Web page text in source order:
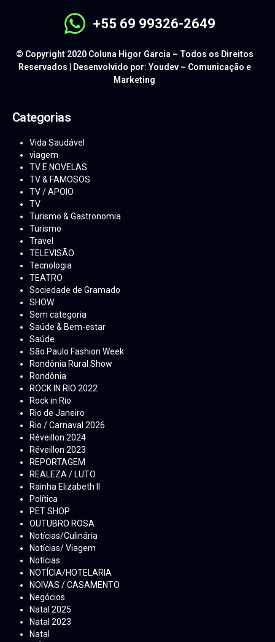
+55 69 99326-2649
© Copyright 2020 Coluna Higor Garcia – Todos os Direitos
Reservados | Desenvolvido por: Youdev – Comunicação e
Marketing
Categorias
Vida Saudável
viagem
TV E NOVELAS
TV & FAMOSOS
TV / APOIO
TV
Turismo & Gastronomia
Turismo
Travel
TELEVISÃO
Tecnologia
TEATRO
Sociedade de Gramado
SHOW
Sem categoria
Saúde & Bem-estar
Saúde
São Paulo Fashion Week
Rondônia Rural Show
Rondônia
ROCK IN RIO 2022
Rock in Rio
Rio de Janeiro
Rio / Carnaval 2026
Réveillon 2024
Réveillon 2023
REPORTAGEM
REALEZA / LUTO
Rainha Elizabeth ll
Política
PET SHOP
OUTUBRO ROSA
Notícias/Culinária
Notícias/ Viagem
Notícias
NOTÍCIA/HOTELARIA
NOIVAS / CASAMENTO
Negócios
Natal 2025
Natal 2023
Natal